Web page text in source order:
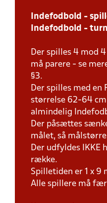
Indefodbold -
Indefodbold -
Der spilles 4 mod
må parere - se
§3.
Der spilles med en
størrelse 62-64
almindelig
Der påsættes
målet, så
Der udfyldes IKKE
række.
Spilletiden er 1 x 9
Alle spillere må